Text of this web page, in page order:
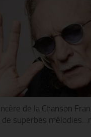
de la Chanson
de superbes